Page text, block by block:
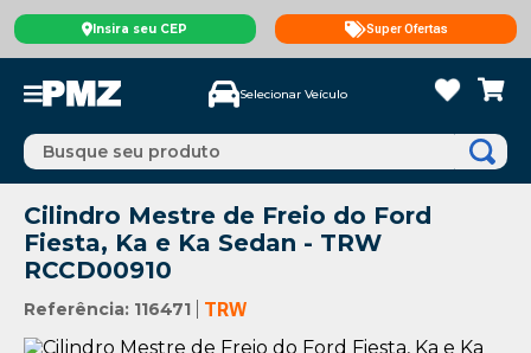
Insira seu CEP Super Ofertas
Selecionar Veículo
Busque seu produto
Cilindro Mestre de Freio do Ford
Fiesta, Ka e Ka Sedan - TRW
RCCD00910
Referência: 116471 TRW